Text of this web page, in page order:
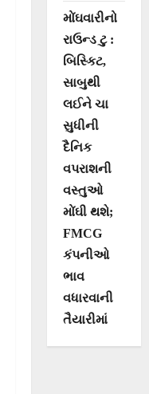
મોંઘવારીનો
રાઉન્ડ ટુ :
બિસ્કિટ,
સાબુથી
લઈને ચા
સુધીની
દૈનિક
વપરાશની
વસ્તુઓ
મોંઘી થશે;
FMCG
કંપનીઓ
ભાવ
વધારવાની
તૈયારીમાં